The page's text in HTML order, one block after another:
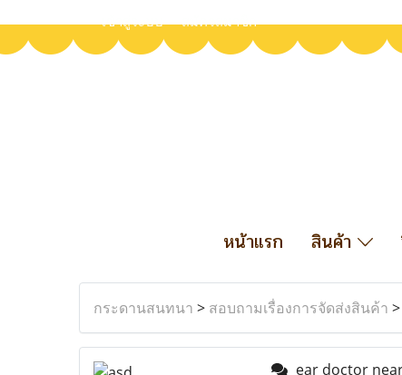
เข้าสู่ระบบ สมัครสมาชิก
หน้าแรก สินค้า
กระดานสนทนา > สอบถามเรื่องการจัดส่งสินค้า >
ear doctor